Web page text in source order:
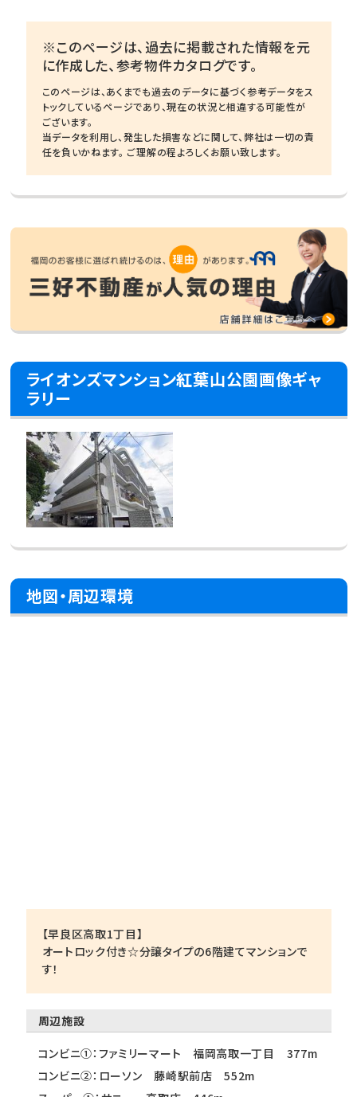
※このページは、過去に掲載された情報を元
に作成した、参考物件カタログです。
このページは、あくまでも過去のデータに基づく参考データをス
トックしているページであり、現在の状況と相違する可能性が
ございます。
当データを利用し、発生した損害などに関して、弊社は一切の責
任を負いかねます。 ご理解の程よろしくお願い致します。
ライオンズマンション紅葉山公園画像ギャ
ラリー
地図・周辺環境
【早良区高取1丁目】
オートロック付き☆分譲タイプの6階建てマンションで
す！
周辺施設
コンビニ①：ファミリーマート 福岡高取一丁目 377m
コンビニ②：ローソン 藤崎駅前店 552m